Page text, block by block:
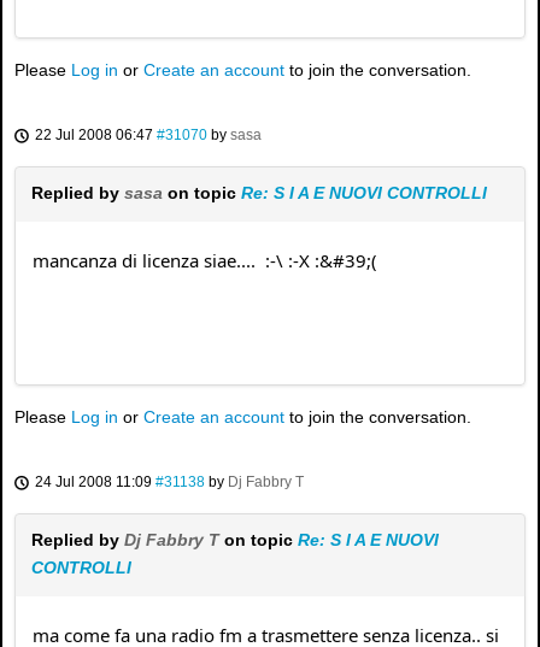
Please Log in or Create an account to join the conversation.
22 Jul 2008 06:47 #31070 by sasa
Replied by sasa on topic Re: S I A E NUOVI CONTROLLI
mancanza di licenza siae.... :-\ :-X :&#39;(
Please Log in or Create an account to join the conversation.
24 Jul 2008 11:09 #31138 by Dj Fabbry T
Replied by Dj Fabbry Ton topic Re: S I A E NUOVI
CONTROLLI
ma come fa una radio fm a trasmettere senza licenza.. si